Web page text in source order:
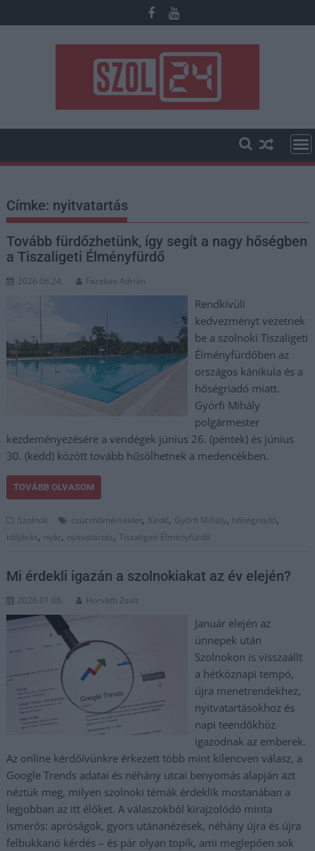
to
Címke: nyitvatartás
Tovább fürdőzhetünk, így segít a nagy hőségben
a Tiszaligeti Élményfürdő
2026.06.24. Fazekas Adrián
Rendkívüli
kedvezményt vezetnek
be a szolnoki Tiszaligeti
Élményfürdőben az
országos kánikula és a
hőségriadó miatt.
Györfi Mihály
polgármester
kezdeményezésére a vendégek június 26. (péntek) és június
30. (kedd) között tovább hűsölhetnek a medencékben.
TOVÁBB OLVASOM
Szolnok csúcshőmérséklet, fürdő, Győrfi Mihály, hőségriadó,
időjárás, nyár, nyitvatartás,Tiszaligeti Élményfürdő
Mi érdekli igazán a szolnokiakat az év elején?
2026.01.08. Horváth Zsolt
Január elején az
ünnepek után
Szolnokon is visszaállt
a hétköznapi tempó,
újra menetrendekhez,
nyitvatartásokhoz és
napi teendőkhöz
igazodnak az emberek.
Az online kérdőívünkre érkezett több mint kilencven válasz, a
Google Trends adatai és néhány utcai benyomás alapján azt
néztük meg, milyen szolnoki témák érdeklik mostanában a
legjobban az itt élőket. A válaszokból kirajzolódó minta
ismerős: apróságok, gyors utánanézések, néhány újra és újra
felbukkanó kérdés – és pár olyan topik, ami meglepően sok